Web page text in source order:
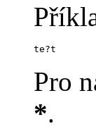
te?t
Pro
*.